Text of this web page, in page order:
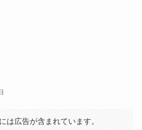
は広告が含まれています。